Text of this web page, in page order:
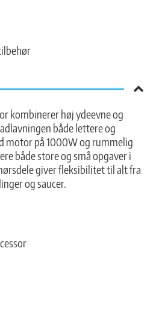
kombinerer høj ydeevne og
både lettere og
motor på 1000W og rummelig
både store og små opgaver i
giver fleksibilitet til alt fra
og saucer.